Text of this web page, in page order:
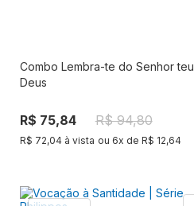
Combo Lembra-te do Senhor teu
Deus
R$ 75,84 R$ 94,80
R$ 72,04 à vista ou 6x de R$ 12,64